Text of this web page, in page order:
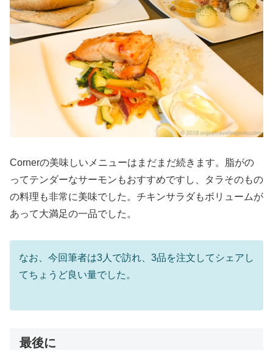
Cornerの美味しいメニューはまだまだ続きます。脂がの
ってテンダーなサーモンもおすすめですし、タラそのもの
の料理も非常に美味でした。チキンサラダもボリュームが
あって大満足の一品でした。
なお、今回筆者は3人で訪れ、3品を注文してシェアし
てちょうど良い量でした。
最後に